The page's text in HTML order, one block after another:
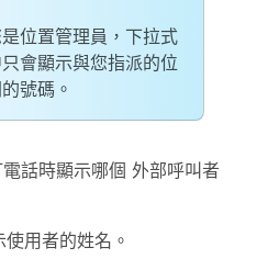
位置管理員，下拉式
會顯示與您指派的位
號碼。
話時顯示哪個 外部呼叫者
用者的姓名。